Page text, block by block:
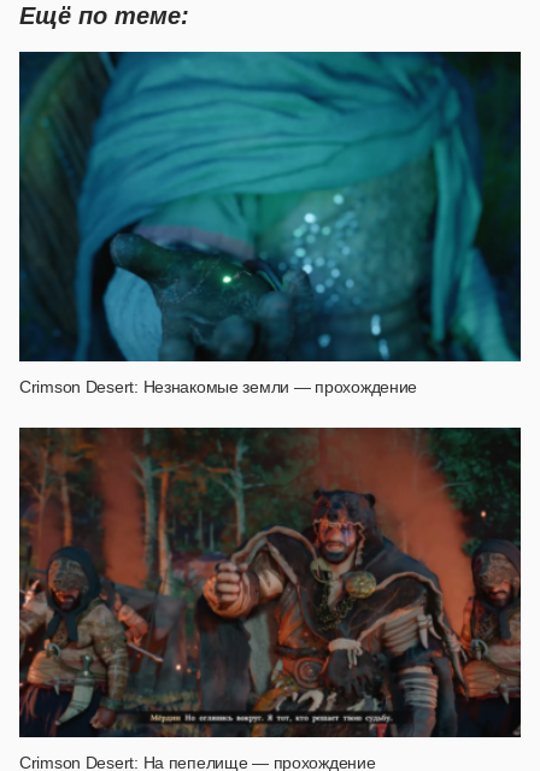
Ещё по теме:
Crimson Desert: Незнакомые земли — прохождение
Crimson Desert: На пепелище — прохождение